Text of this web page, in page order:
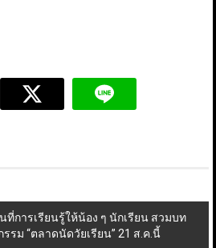
นที่การเรียนรู้ให้น้อง ๆ นักเรียน สวมบท
รม “ตลาดนัดวัยเรียน” 21 ส.ค.นี้